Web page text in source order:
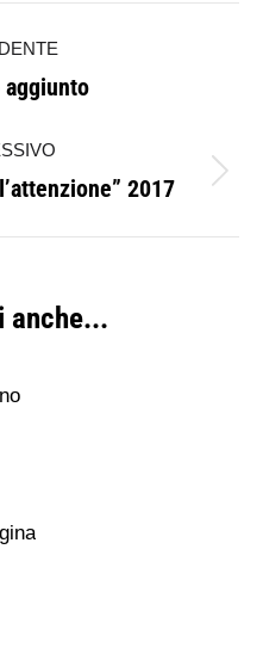
Prossimo
2017
anche...